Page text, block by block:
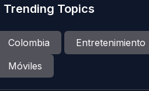
Trending Topics
Colombia Entretenimiento
Móviles